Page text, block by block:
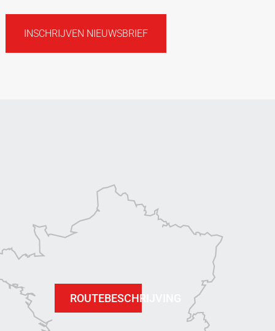
INSCHRIJVEN NIEUWSBRIEF
ROUTEBESCHRIJVING